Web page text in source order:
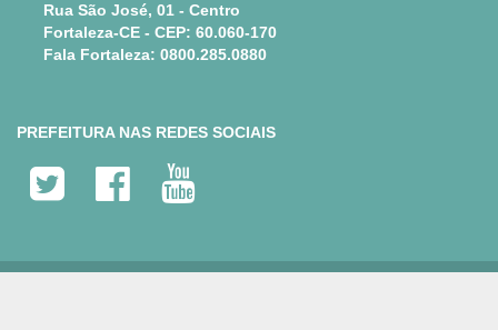
Rua São José, 01 - Centro
Fortaleza-CE - CEP: 60.060-170
Fala Fortaleza: 0800.285.0880
PREFEITURA NAS REDES SOCIAIS